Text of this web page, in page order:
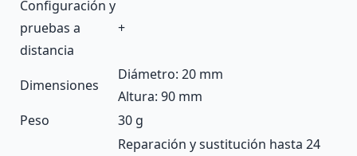
Configuración y
pruebas a
distancia
+
Dimensiones
Diámetro: 20 mm
Altura: 90 mm
Peso
30 g
Reparación y sustitución hasta 24